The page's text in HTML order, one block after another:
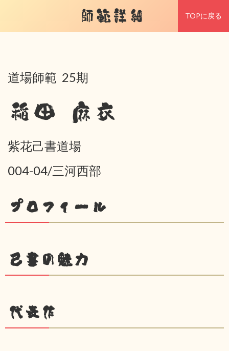
師範詳細 TOPに戻る
道場師範 25期
稲田 麻衣
紫花己書道場
004-04/三河西部
プロフィール
己書の魅力
代表作